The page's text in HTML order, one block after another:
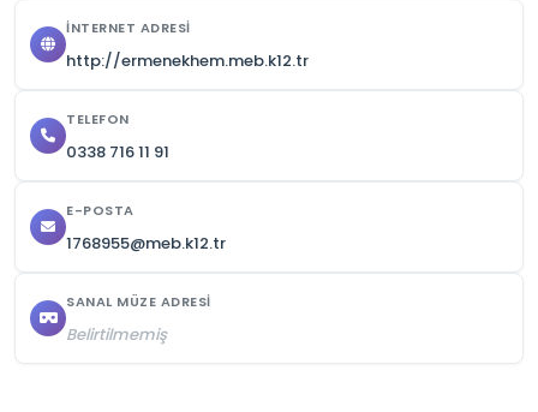
İNTERNET ADRESI
http://ermenekhem.meb.k12.tr
TELEFON
0338 716 11 91
E-POSTA
1768955@meb.k12.tr
SANAL MÜZE ADRESI
Belirtilmemiş